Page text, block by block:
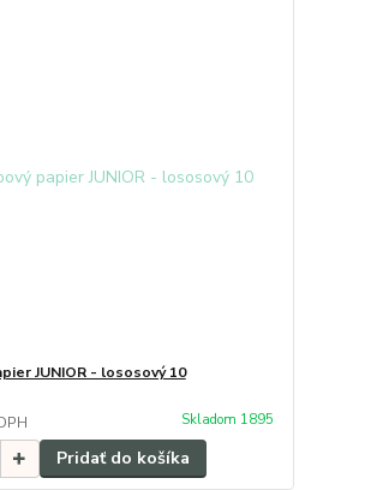
JUNIOR - lososový 10
Skladom 1895
Pridať do košíka